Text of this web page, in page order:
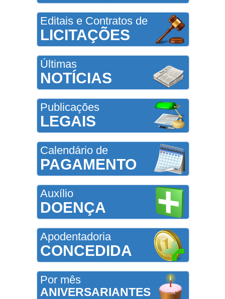
Editais e Contratos de
LICITAÇÕES
Últimas
NOTÍCIAS
Publicações
LEGAIS
Calendário de
PAGAMENTO
Auxílio
DOENÇA
Apodentadoria
CONCEDIDA
Por mês
ANIVERSARIANTES